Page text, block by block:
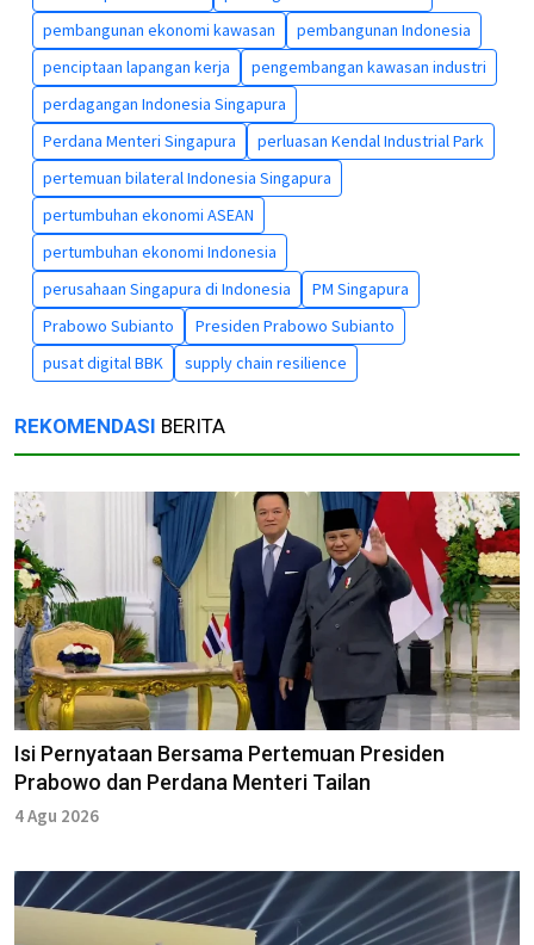
pembangunan ekonomi kawasan
pembangunan Indonesia
penciptaan lapangan kerja
pengembangan kawasan industri
perdagangan Indonesia Singapura
Perdana Menteri Singapura
perluasan Kendal Industrial Park
pertemuan bilateral Indonesia Singapura
pertumbuhan ekonomi ASEAN
pertumbuhan ekonomi Indonesia
perusahaan Singapura di Indonesia
PM Singapura
Prabowo Subianto
Presiden Prabowo Subianto
pusat digital BBK
supply chain resilience
REKOMENDASI BERITA
Isi Pernyataan Bersama Pertemuan Presiden
Prabowo dan Perdana Menteri Tailan
4 Agu 2026